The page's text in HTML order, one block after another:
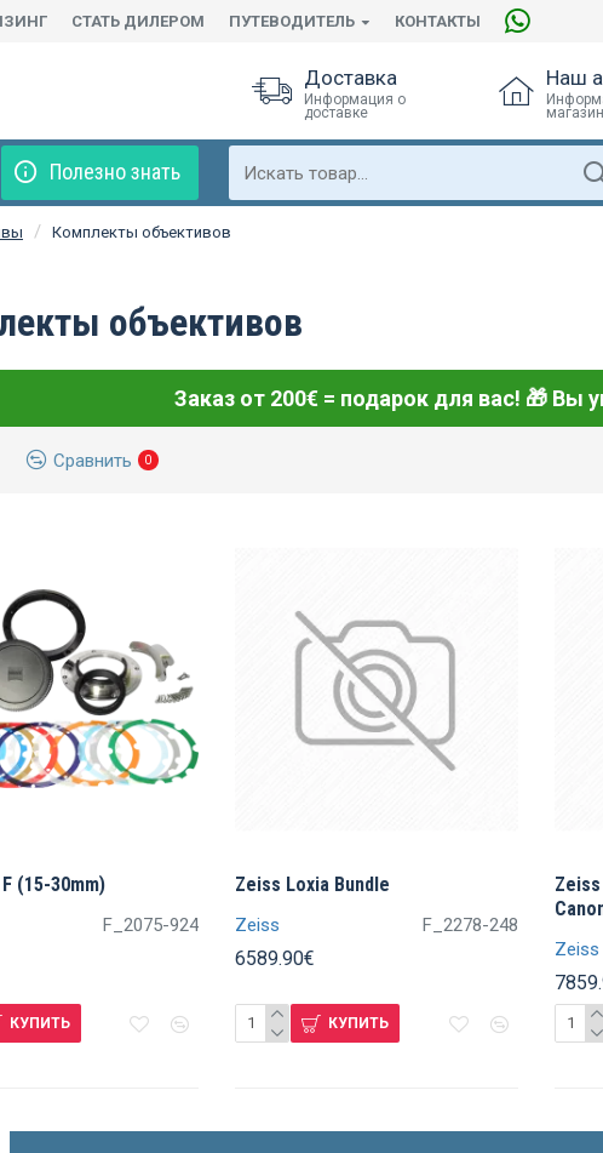
СТАТЬ ДИЛЕРОМ ПУТЕВОДИТЕЛЬ КОНТАКТЫ
Доставка
Информация о
доставке
Наш
Полезно знать
Комплекты объективов
объективов
Заказ от 200€ = подарок для вас! 🎁 Вы
Сравнить 0
F_2075-924
(15-30mm)
КУПИТЬ
Zeiss F_2278-248
Zeiss Loxia Bundle
6589.90€
КУПИТЬ
Zeiss